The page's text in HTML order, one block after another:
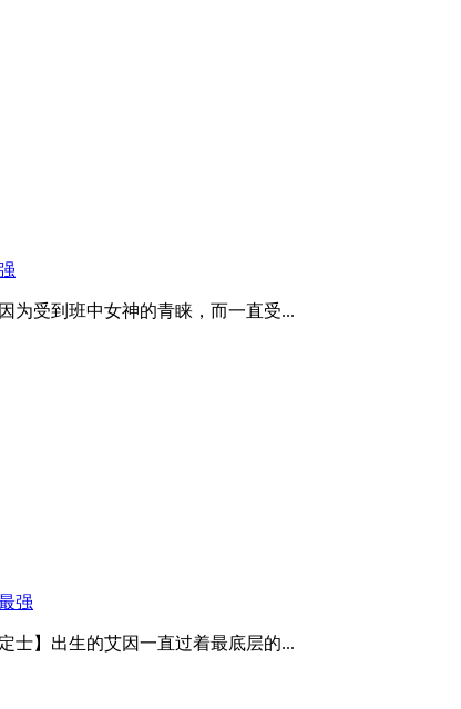
为受到班中女神的青睐，而一直受...
强
士】出生的艾因一直过着最底层的...